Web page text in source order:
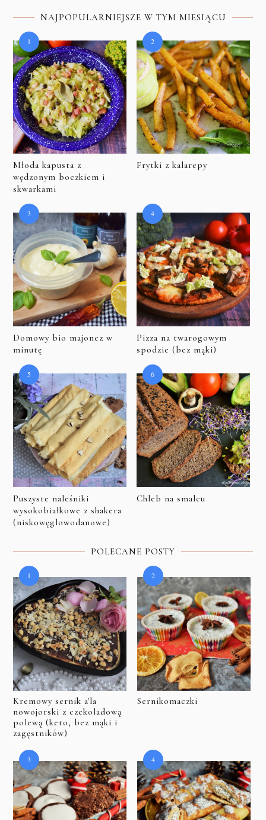
NAJPOPULARNIEJSZE W TYM MIESIĄCU
Młoda kapusta z
wędzonym boczkiem i
skwarkami
Frytki z kalarepy
Domowy bio majonez w
minutę
Pizza na twarogowym
spodzie (bez mąki)
Puszyste naleśniki
wysokobiałkowe z shakera
(niskowęglowodanowe)
Chleb na smalcu
POLECANE POSTY
Kremowy sernik a'la
nowojorski z czekoladową
polewą (keto, bez mąki i
zagęstników)
Sernikomaczki